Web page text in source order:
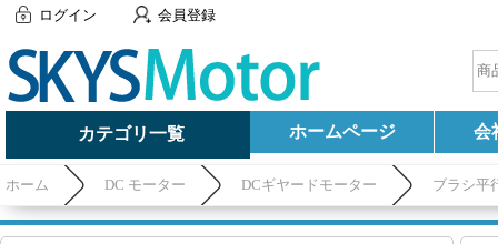
ログイン 会員登録
カテゴリ一覧 ホームページ 会
ホーム DC モーター DCギヤードモーター ブラシ平
き